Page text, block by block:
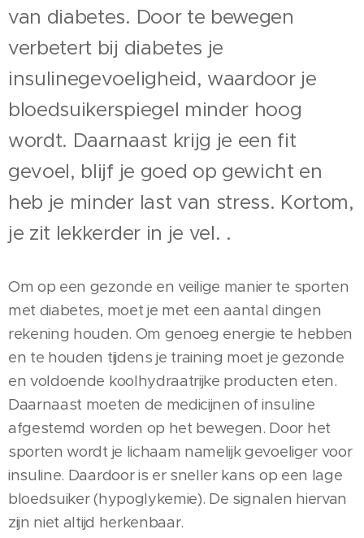
van diabetes. Door te bewegen
verbetert bij diabetes je
insulinegevoeligheid, waardoor je
bloedsuikerspiegel minder hoog
wordt. Daarnaast krijg je een fit
gevoel, blijf je goed op gewicht en
heb je minder last van stress. Kortom,
je zit lekkerder in je vel. .
Om op een gezonde en veilige manier te sporten
met diabetes, moet je met een aantal dingen
rekening houden. Om genoeg energie te hebben
en te houden tijdens je training moet je gezonde
en voldoende koolhydraatrijke producten eten.
Daarnaast moeten de medicijnen of insuline
afgestemd worden op het bewegen. Door het
sporten wordt je lichaam namelijk gevoeliger voor
insuline. Daardoor is er sneller kans op een lage
bloedsuiker (hypoglykemie). De signalen hiervan
zijn niet altijd herkenbaar.